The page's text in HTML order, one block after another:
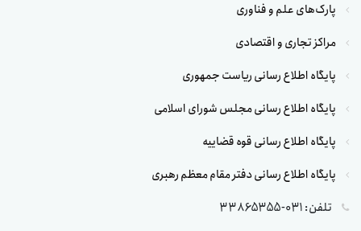
پارک‌های علم و فناوری
مراکز تجاری و اقتصادی
پایگاه اطلاع رسانی ریاست جمهوری
پایگاه اطلاع رسانی مجلس شورای اسلامی
پایگاه اطلاع رسانی قوه قضاییه
پایگاه اطلاع رسانی دفتر مقام معظم رهبری
تلفن: 031-33865355